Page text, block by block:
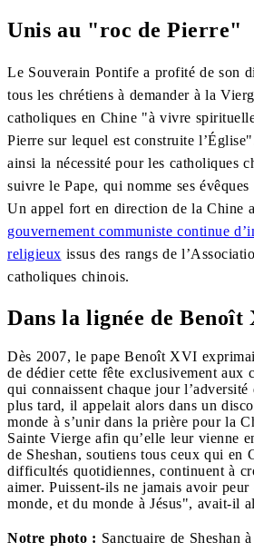
Unis au "roc de Pierre"
Le Souverain Pontife a profité de son
tous les chrétiens à demander à la
catholiques en Chine "à vivre
Pierre sur lequel est construite
ainsi la nécessité pour les catholiques
suivre le Pape, qui nomme ses
Un appel fort en direction de la Chine
gouvernement communiste continue
religieux issus des rangs de
catholiques chinois.
Dans la lignée de Benoît
Dès 2007, le pape Benoît XVI
de dédier cette fête exclusivement aux
qui connaissent chaque jour
plus tard, il appelait alors dans un
monde à s’unir dans la prière pour la
Sainte Vierge afin qu’elle leur vienne
de Sheshan, soutiens tous ceux qui en
difficultés quotidiennes, continuent à
aimer. Puissent-ils ne jamais avoir peur
monde, et du monde à Jésus", avait-il
Notre photo : Sanctuaire de Sheshan